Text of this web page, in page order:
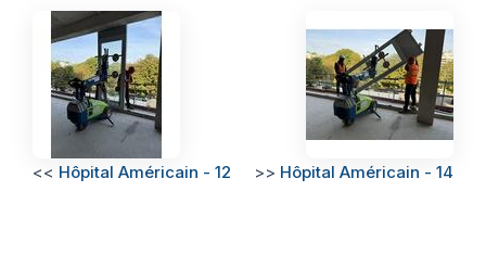
<< Hôpital Américain - 12 >> Hôpital Américain - 14